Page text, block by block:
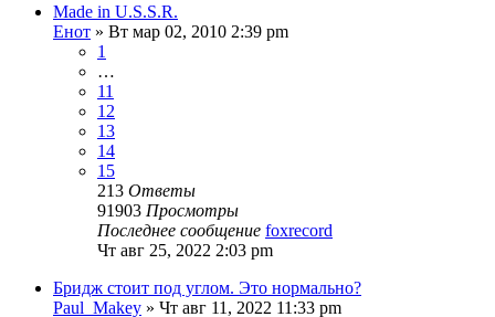
Made in U.S.S.R.
Енот » Вт мар 02, 2010 2:39 pm
1
…
11
12
13
14
15
213 Ответы
91903 Просмотры
Последнее сообщение foxrecord
Чт авг 25, 2022 2:03 pm
Бридж стоит под углом. Это нормально?
Paul_Makey » Чт авг 11, 2022 11:33 pm